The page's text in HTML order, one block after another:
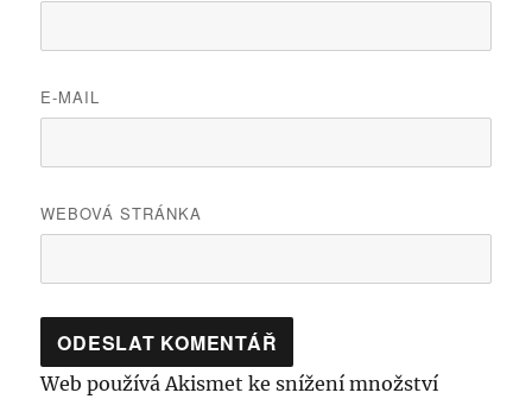
E-MAIL
WEBOVÁ STRÁNKA
Web používá Akismet ke snížení množství